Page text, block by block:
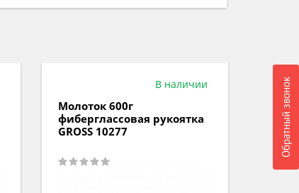
Обратный звонок
В наличии
Молоток 600г
фиберглаcсовая рукоятка
GROSS 10277